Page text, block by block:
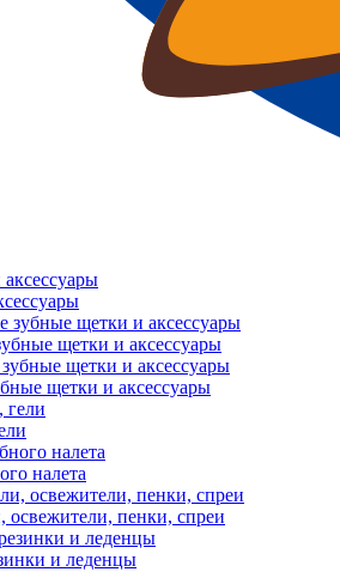
щетки и аксессуары
щетки и аксессуары
налета
освежители, пенки, спреи
и леденцы